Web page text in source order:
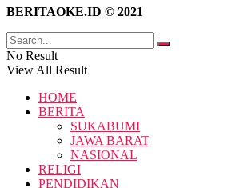
BERITAOKE.ID © 2021
No Result
View All Result
HOME
BERITA
SUKABUMI
JAWA BARAT
NASIONAL
RELIGI
PENDIDIKAN